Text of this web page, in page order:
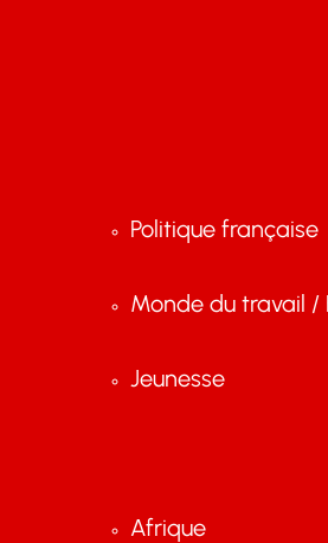
Politique française
Monde du travail /
Jeunesse
Afrique